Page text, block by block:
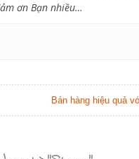
ơn Bạn nhiều…
Bán hàng hiệu quả